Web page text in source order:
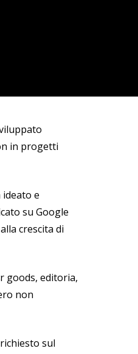
in progetti
e
su Google
crescita di
goods, editoria,
non
sul